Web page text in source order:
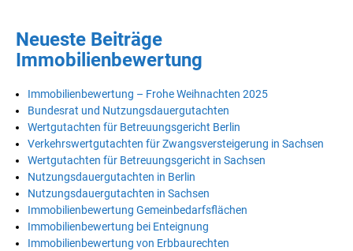
Neueste Beiträge
Immobilienbewertung
Immobilienbewertung – Frohe Weihnachten 2025
Bundesrat und Nutzungsdauergutachten
Wertgutachten für Betreuungsgericht Berlin
Verkehrswertgutachten für Zwangsversteigerung in Sachsen
Wertgutachten für Betreuungsgericht in Sachsen
Nutzungsdauergutachten in Berlin
Nutzungsdauergutachten in Sachsen
Immobilienbewertung Gemeinbedarfsflächen
Immobilienbewertung bei Enteignung
Immobilienbewertung von Erbbaurechten